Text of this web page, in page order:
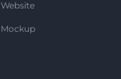
Website
Mockup